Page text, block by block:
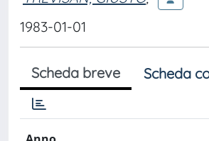
1983-01-01
Scheda breve Scheda